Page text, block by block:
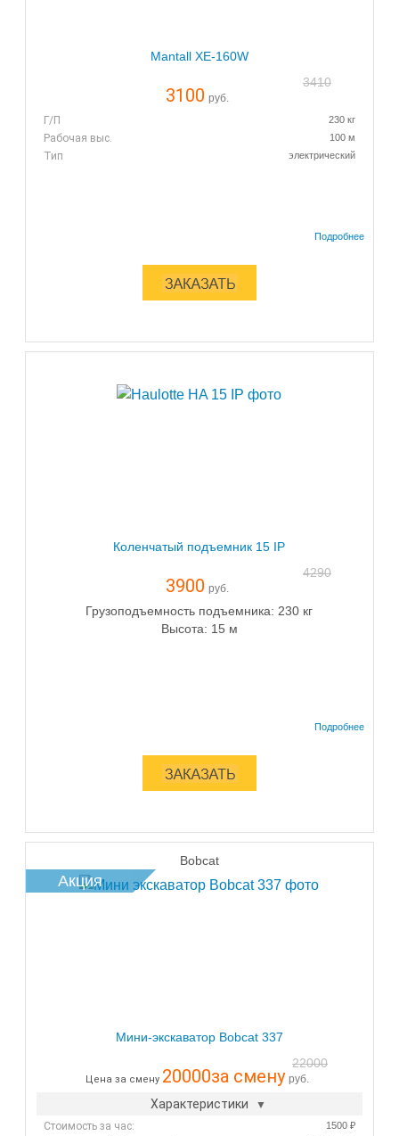
Mantall XE-160W
3410
3100 руб.
Г/П
230 кг
Рабочая выс. 100 м
Тип электрический
Коленчатый подъемник 15 IP
4290
3900 руб.
Грузоподъемность подъемника: 230 кг
Высота: 15 м
Акция
Bobcat
Мини-экскаватор Bobcat 337
22000
Цена за смену 20000за смену руб.
Характеристики
Стоимость за час: 1500 ₽